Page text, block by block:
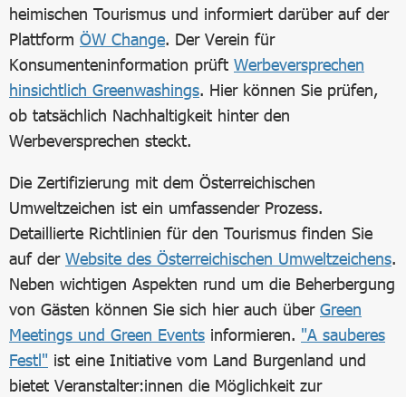
heimischen Tourismus und informiert darüber auf der
Plattform ÖW Change. Der Verein für
Konsumenteninformation prüft Werbeversprechen
hinsichtlich Greenwashings. Hier können Sie prüfen,
ob tatsächlich Nachhaltigkeit hinter den
Werbeversprechen steckt.
Die Zertifizierung mit dem Österreichischen
Umweltzeichen ist ein umfassender Prozess.
Detaillierte Richtlinien für den Tourismus finden Sie
auf der Website des Österreichischen Umweltzeichens.
Neben wichtigen Aspekten rund um die Beherbergung
von Gästen können Sie sich hier auch über Green
Meetings und Green Events informieren. "A sauberes
Festl" ist eine Initiative vom Land Burgenland und
bietet Veranstalter:innen die Möglichkeit zur